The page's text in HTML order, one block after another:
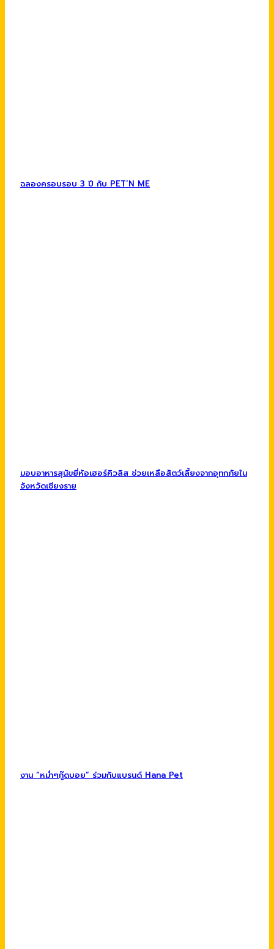
ฉลองครอบรอบ 3 ปี กับ PET’N ME
มอบอาหารสุนัขยี่ห้อเฮอร์คิวลิส ช่วยเหลือสัตว์เลี้ยงจากอุทกภัยใน
จังหวัดเชียงราย
งาน “หม่ำๆกู๊ดบอย” ร่วมกับแบรนด์ Hana Pet